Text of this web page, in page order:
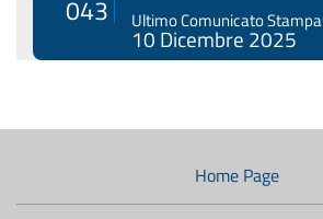
043 Ultimo Comunicato Stampa
10 Dicembre 2025
Home Page